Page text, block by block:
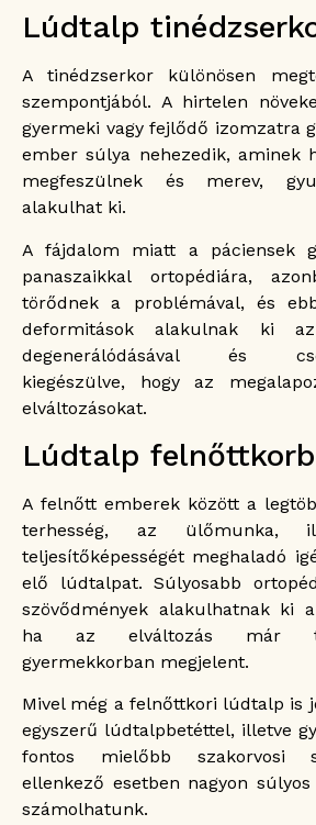
Lúdtalp
A tinédzserkor különösen
szempontjából. A hirtelen
gyermeki vagy fejlődő izomzatra
ember súlya nehezedik, aminek
megfeszülnek és merev,
alakulhat ki.
A fájdalom miatt a páciensek
panaszaikkal ortopédiára,
törődnek a problémával, és
deformitások alakulnak ki
degenerálódásával és
kiegészülve, hogy az
elváltozásokat.
Lúdtalp
A felnőtt emberek között a
terhesség, az ülőmunka,
teljesítőképességét meghaladó
elő lúdtalpat. Súlyosabb
szövődmények alakulhatnak ki
ha az elváltozás már
gyermekkorban megjelent.
Mivel még a felnőttkori lúdtalp is
egyszerű lúdtalpbetéttel, illetve
fontos mielőbb szakorvosi
ellenkező esetben nagyon
számolhatunk.